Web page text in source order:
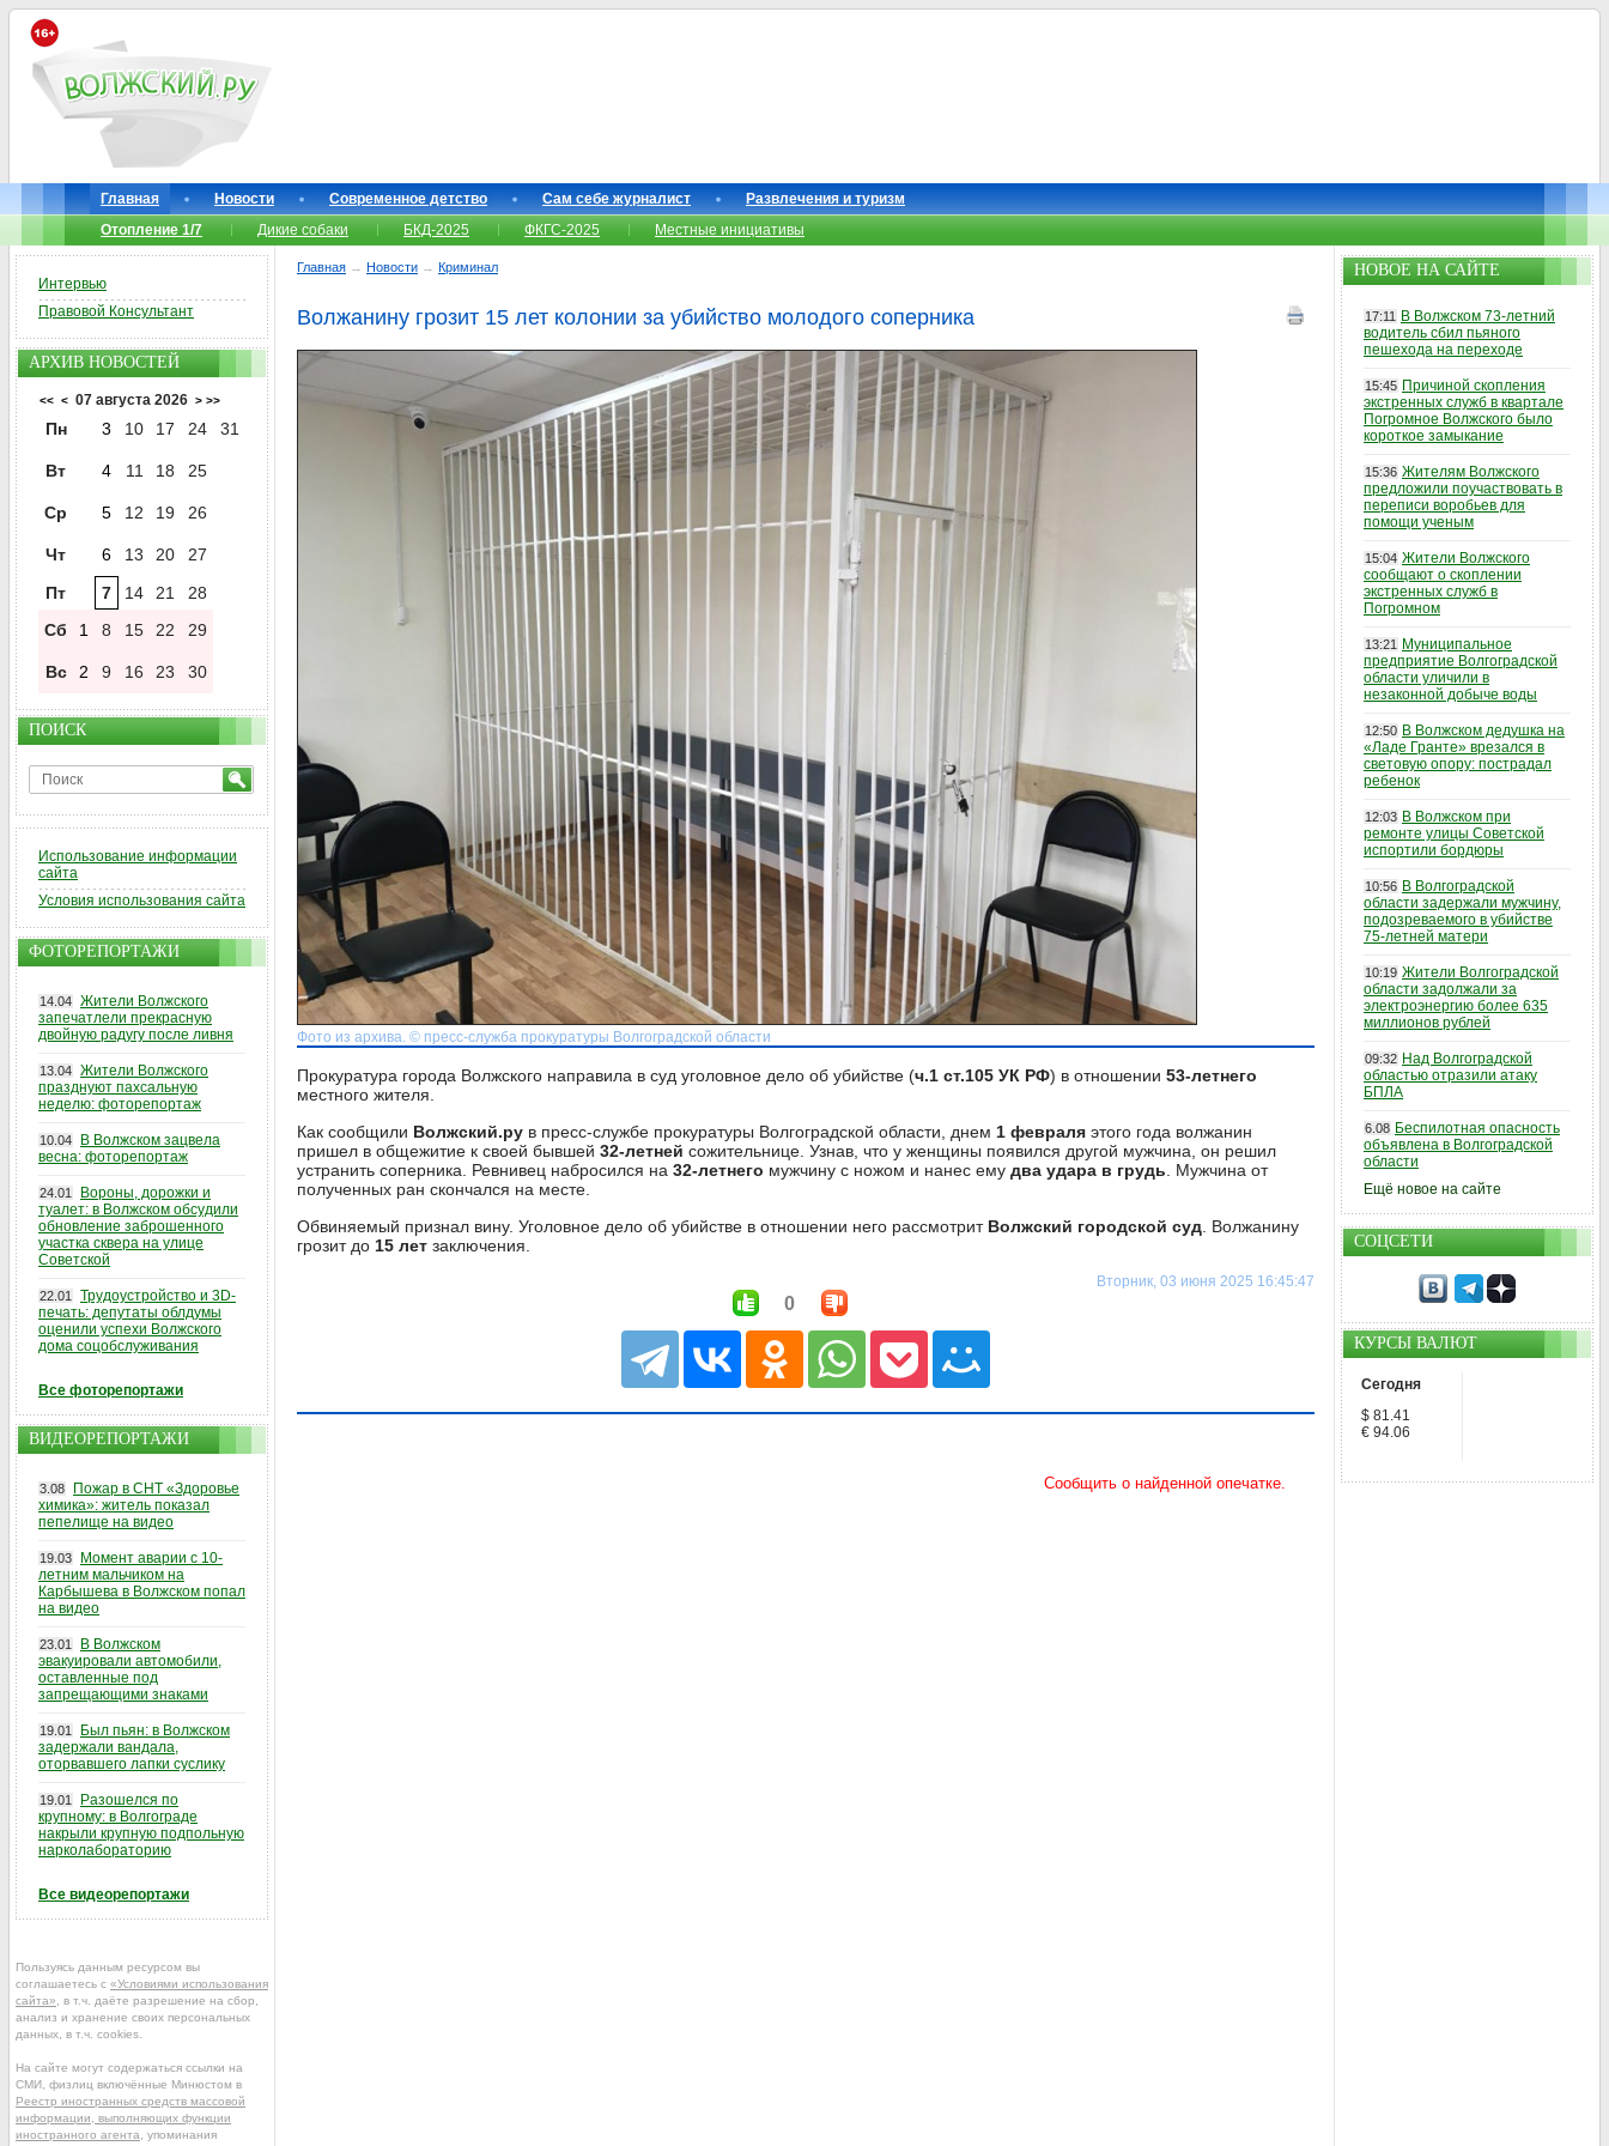
Главная Новости Современное детство Сам себе журналист
Развлечения и туризм
Отопление 1/7
Дикие собаки БКД-2025 ФКГС-2025 Местные инициативы
Главная → Новости → Криминал
Волжанину грозит 15 лет колонии за убийство молодого соперника
Фото из архива. © пресс-служба прокуратуры Волгоградской области
Прокуратура города Волжского направила в суд уголовное дело об убийстве (ч.1 ст.105 УК РФ) в отношении 53-летнего
местного жителя.
Как сообщили Волжский.ру в пресс-службе прокуратуры Волгоградской области, днем 1 февраля этого года волжанин
пришел в общежитие к своей бывшей 32-летней сожительнице. Узнав, что у женщины появился другой мужчина, он решил
устранить соперника. Ревнивец набросился на 32-летнего мужчину с ножом и нанес ему два удара в грудь . Мужчина от
полученных ран скончался на месте.
Обвиняемый признал вину. Уголовное дело об убийстве в отношении него рассмотрит Волжский городской суд . Волжанину
грозит до 15 лет заключения.
Вторник, 03 июня 2025 16:45:47
0
Интервью
Правовой Консультант
АРХИВ НОВОСТЕЙ
<< < 07 августа 2026 > >>
Пн 3 10 17 24 31
Вт 4 11 18 25
Ср 5 12 19 26
Чт 6 13 20
27
Пт
7 14 21
28
Сб
1 8 15 22 29
Вс 2 9 16 23 30
ПОИСК
Использование информации
сайта
Условия использования сайта
ФОТОРЕПОРТАЖИ
14.04 Жители Волжского
запечатлели прекрасную
двойную радугу после ливня
13.04 Жители Волжского
празднуют пахсальную
неделю: фоторепортаж
10.04
В Волжском зацвела
весна: фоторепортаж
24.01
Вороны, дорожки и
туалет: в Волжском обсудили
обновление заброшенного
участка сквера на улице
Советской
22.01
Трудоустройство и 3D-
печать: депутаты облдумы
оценили успехи Волжского
дома соцобслуживания
Все фоторепортажи
ВИДЕОРЕПОРТАЖИ
3.08
Пожар в СНТ «Здоровье
химика»: житель показал
пепелище на видео
19.03
Момент аварии с 10-
летним мальчиком на
Карбышева в Волжском попал
на видео
23.01
В Волжском
эвакуировали автомобили,
оставленные под
запрещающими знаками
19.01
Был пьян: в Волжском
задержали вандала,
оторвавшего лапки суслику
19.01
Разошелся по
крупному: в Волгограде
накрыли крупную подпольную
нарколабораторию
Все видеорепортажи
Пользуясь данным ресурсом вы
соглашаетесь с «Условиями использования
сайта» , в т.ч. даёте разрешение на сбор,
анализ и хранение своих персональных
данных, в т.ч. cookies.
На сайте могут содержаться ссылки на
СМИ, физлиц включённые Минюстом в
Реестр иностранных средств массовой
информации, выполняющих функции
иностранного агента , упоминания
НОВОЕ НА САЙТЕ
17:11
В Волжском 73-летний
водитель сбил пьяного
пешехода на переходе
15:45 Причиной скопления
экстренных служб в квартале
Погромное Волжского было
короткое замыкание
15:36 Жителям Волжского
предложили поучаствовать в
переписи воробьев для
помощи ученым
15:04 Жители Волжского
сообщают о скоплении
экстренных служб в
Погромном
13:21
Муниципальное
предприятие Волгоградской
области уличили в
незаконной добыче воды
12:50 В Волжском дедушка на
«Ладе Гранте» врезался в
световую опору: пострадал
ребенок
12:03 В Волжском при
ремонте улицы Советской
испортили бордюры
10:56 В Волгоградской
области задержали мужчину,
подозреваемого в убийстве
75-летней матери
10:19 Жители Волгоградской
области задолжали за
электроэнергию более 635
миллионов рублей
09:32 Над Волгоградской
областью отразили атаку
БПЛА
6.08 Беспилотная опасность
объявлена в Волгоградской
области
Ещё новое на сайте
СОЦСЕТИ
КУРСЫ ВАЛЮТ
Сегодня
$ 81.41
€ 94.06